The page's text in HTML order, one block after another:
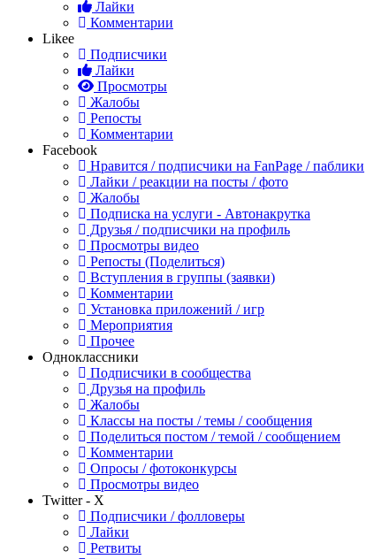
Лайки
Комментарии
Likee
Подписчики
Лайки
Просмотры
Жалобы
Репосты
Комментарии
Facebook
Нравится / подписчики на FanPage / паблики
Лайки / реакции на посты / фото
Жалобы
Подписка на услуги - Автонакрутка
Друзья / подписчики на профиль
Просмотры видео
Репосты (Поделиться)
Вступления в группы (заявки)
Комментарии
Установка приложений / игр
Мероприятия
Прочее
Одноклассники
Подписчики в сообщества
Друзья на профиль
Жалобы
Классы на посты / темы / сообщения
Поделиться постом / темой / сообщением
Комментарии
Опросы / фотоконкурсы
Просмотры видео
Twitter - X
Подписчики / фолловеры
Лайки
Ретвиты